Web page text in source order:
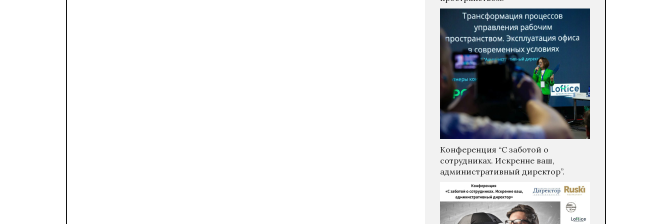
Конференция “С заботой о
сотрудниках. Искренне ваш,
административный директор”.